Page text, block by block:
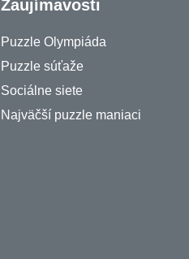
Zaujímavosti
Puzzle Olympiáda
Puzzle súťaže
Sociálne siete
Najväčší puzzle maniaci